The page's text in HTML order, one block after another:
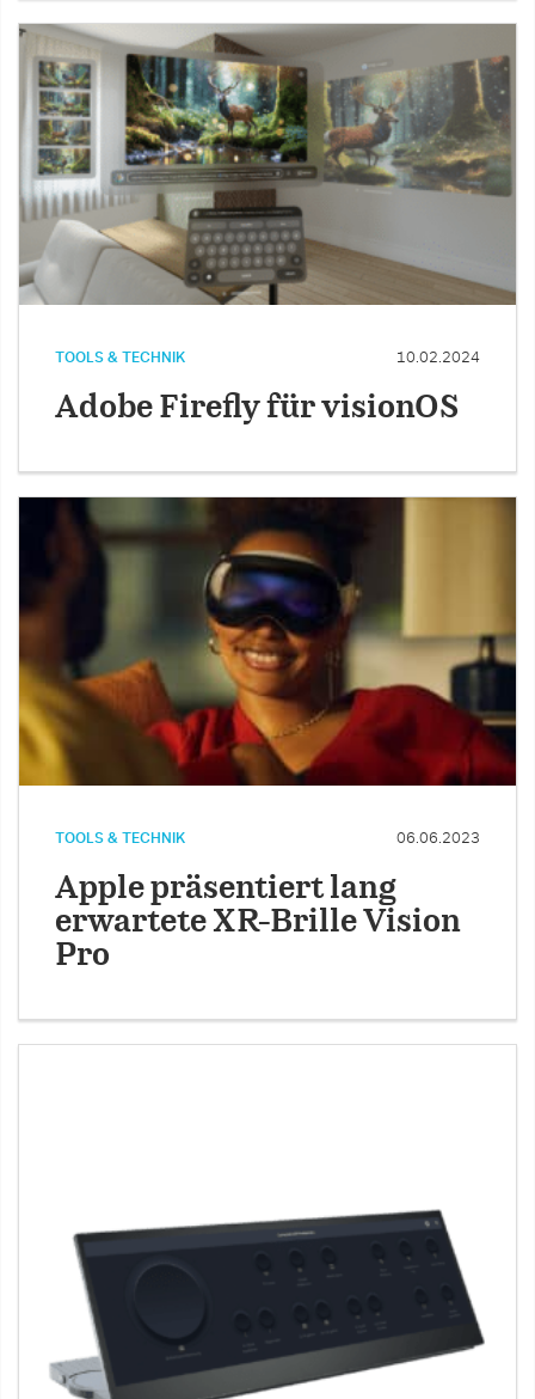
TOOLS & TECHNIK 10.02.2024
Adobe Firefly für visionOS
TOOLS & TECHNIK 06.06.2023
Apple präsentiert lang
erwartete XR-Brille Vision
Pro